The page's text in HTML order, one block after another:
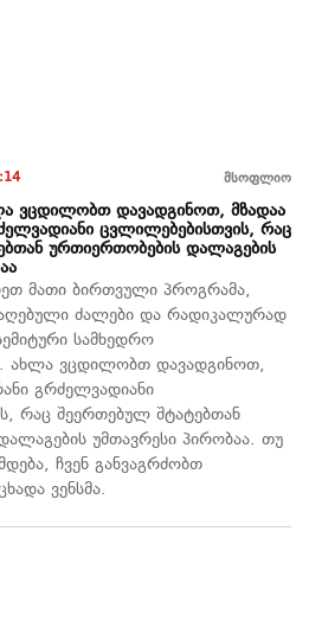
მსოფლიო
ვცდილობთ დავადგინოთ, მზადაა
ცვლილებებისთვის, რაც
ურთიერთობების დალაგების
მათი ბირთვული პროგრამა,
ძალები და რადიკალურად
სამხედრო
ახლა ვცდილობთ დავადგინოთ,
გრძელვადიანი
რაც შეერთებულ შტატებთან
უმთავრესი პირობაა. თუ
ჩვენ განვაგრძობთ
ვენსმა.